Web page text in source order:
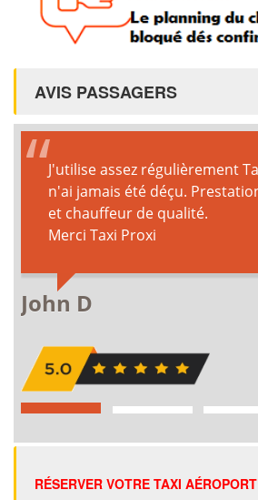
AVIS PASSAGERS
RÉSERVER VOTRE TAXI AÉROPORT